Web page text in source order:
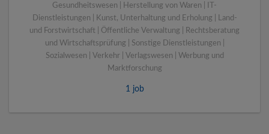
Gesundheitswesen | Herstellung von Waren | IT-
Dienstleistungen | Kunst, Unterhaltung und Erholung | Land-
und Forstwirtschaft | Öffentliche Verwaltung | Rechtsberatung
und Wirtschaftsprüfung | Sonstige Dienstleistungen |
Sozialwesen | Verkehr | Verlagswesen | Werbung und
Marktforschung
1 job